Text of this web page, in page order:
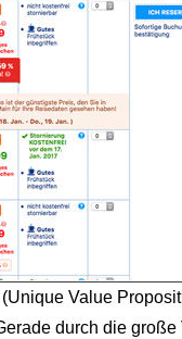
Value
durch die